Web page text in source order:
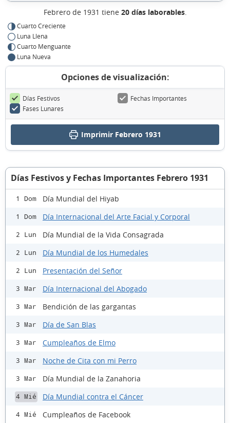
Febrero de 1931 tiene 20 días laborables.
Cuarto Creciente
Luna Llena
Cuarto Menguante
Luna Nueva
Opciones de visualización:
Días Festivos
Fechas Importantes
Fases Lunares
Imprimir Febrero 1931
Días Festivos y Fechas Importantes Febrero 1931
1 Dom Día Mundial del Hiyab
1 Dom Día Internacional del Arte Facial y Corporal
2 Lun Día Mundial de la Vida Consagrada
2 Lun Día Mundial de los Humedales
2 Lun Presentación del Señor
3 Mar Día Internacional del Abogado
3 Mar Bendición de las gargantas
3 Mar Día de San Blas
3 Mar Cumpleaños de Elmo
3 Mar Noche de Cita con mi Perro
3 Mar Día Mundial de la Zanahoria
4 Mié Día Mundial contra el Cáncer
4 Mié Cumpleaños de Facebook